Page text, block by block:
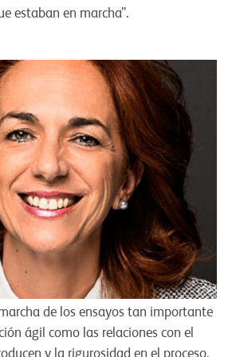
estaban en marcha”.
de los ensayos tan importante
ágil como las relaciones con el
y la rigurosidad en el proceso.